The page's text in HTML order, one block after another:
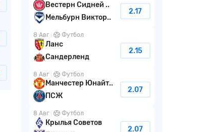
Вестерн Сидней ..
Мельбурн Виктор..
2.17
8 Авг Футбол
Ланс
Сандерленд
2.15
8 Авг Футбол
Манчестер Юнайт..
ПСЖ
2.07
8 Авг Футбол
Крылья Советов
2.07